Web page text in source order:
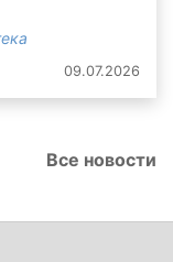
09.07.2026
Все новости